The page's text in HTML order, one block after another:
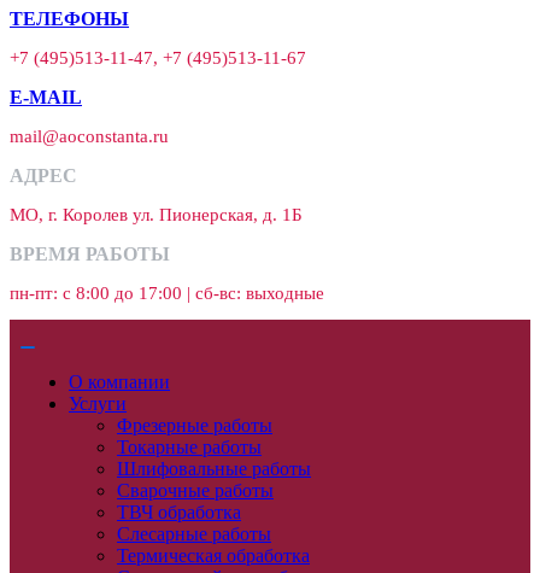
ТЕЛЕФОНЫ
+7 (495)513-11-47, +7 (495)513-11-67
E-MAIL
mail@aoconstanta.ru
АДРЕС
МО, г. Королев ул. Пионерская, д. 1Б
ВРЕМЯ РАБОТЫ
пн-пт: с 8:00 до 17:00 | сб-вс: выходные
О компании
Услуги
Фрезерные работы
Токарные работы
Шлифовальные работы
Сварочные работы
ТВЧ обработка
Слесарные работы
Термическая обработка